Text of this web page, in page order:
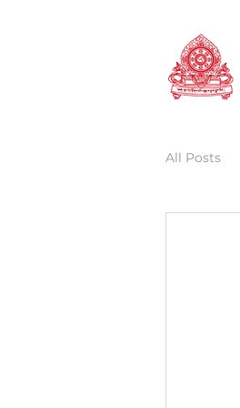
All Posts